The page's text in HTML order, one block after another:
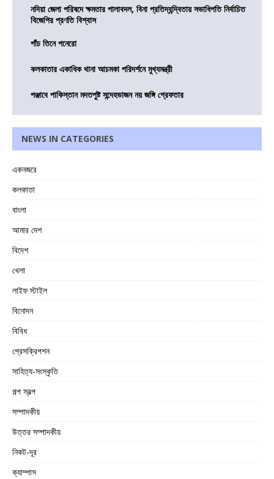
নদিয়া জেলা পরিষদে ক্ষমতার পালাবদল, বিনা প্রতিদ্বন্দ্বিতায় সভাধিপতি নির্বাচিত
বিজেপির প্রণতি বিশ্বাস
পাঁচ তিনে পনেরো
কলকাতার একাধিক থানা আচমকা পরিদর্শনে মুখ্যমন্ত্রী
পঞ্জাবে পাকিস্তান মদতপুষ্ট সন্দেহভাজন নয় জঙ্গি গ্রেফতার
NEWS IN CATEGORIES
একনজরে
কলকাতা
বাংলা
আমার দেশ
বিদেশ
খেলা
লাইফ স্টাইল
বিনোদন
বিবিধ
প্রেসক্রিপশন
সাহিত্য-সংস্কৃতি
গল্প স্বল্প
সম্পাদকীয়
উত্তর সম্পাদকীয়
নিকট-দূর
ক্যাম্পাস